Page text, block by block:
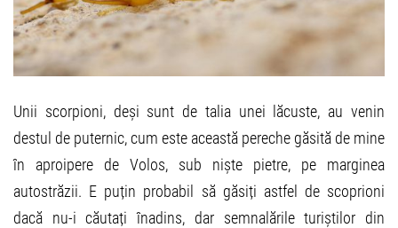
Unii scorpioni, deși sunt de talia unei lăcuste, au venin
destul de puternic, cum este această pereche găsită de mine
în aproipere de Volos, sub niște pietre, pe marginea
autostrăzii. E puțin probabil să găsiți astfel de scoprioni
dacă nu-i căutați înadins, dar semnalările turiștilor din